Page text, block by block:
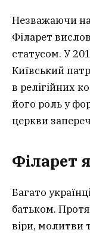
Незважаючи
Філарет
статусом. У
Київський
в релігійних
його роль у
церкви
Філарет
Багато
батьком.
віри, молитви